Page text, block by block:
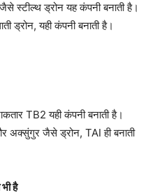
स्टील्थ ड्रोन यह कंपनी बनाती है।
ड्रोन, यही कंपनी बनाती है।
TB2 यही कंपनी बनाती है।
अक्सुंगुर जैसे ड्रोन, TAI ही बनाती
है